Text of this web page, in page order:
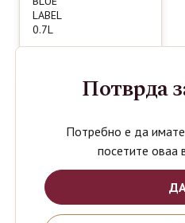
LABEL
0.7L
Потврда
Потребно е да имате
посетите оваа